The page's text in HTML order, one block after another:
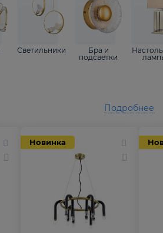
Светильники
Бра и
подсветки
Новинка
Подробнее